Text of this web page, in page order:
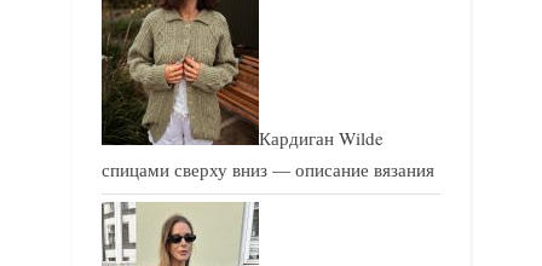
Кардиган Wilde
спицами сверху вниз — описание вязания